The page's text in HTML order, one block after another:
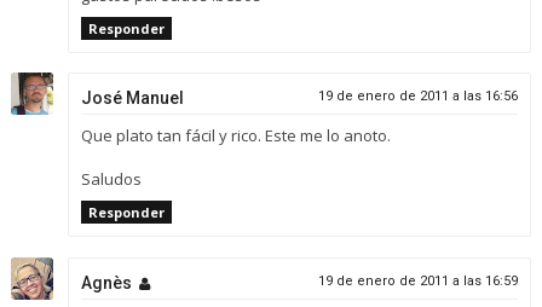
Responder
José Manuel 19 de enero de 2011 a las 16:56
Que plato tan fácil y rico. Este me lo anoto.
Saludos
Responder
Agnès 19 de enero de 2011 a las 16:59